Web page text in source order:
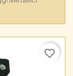
favorite_border